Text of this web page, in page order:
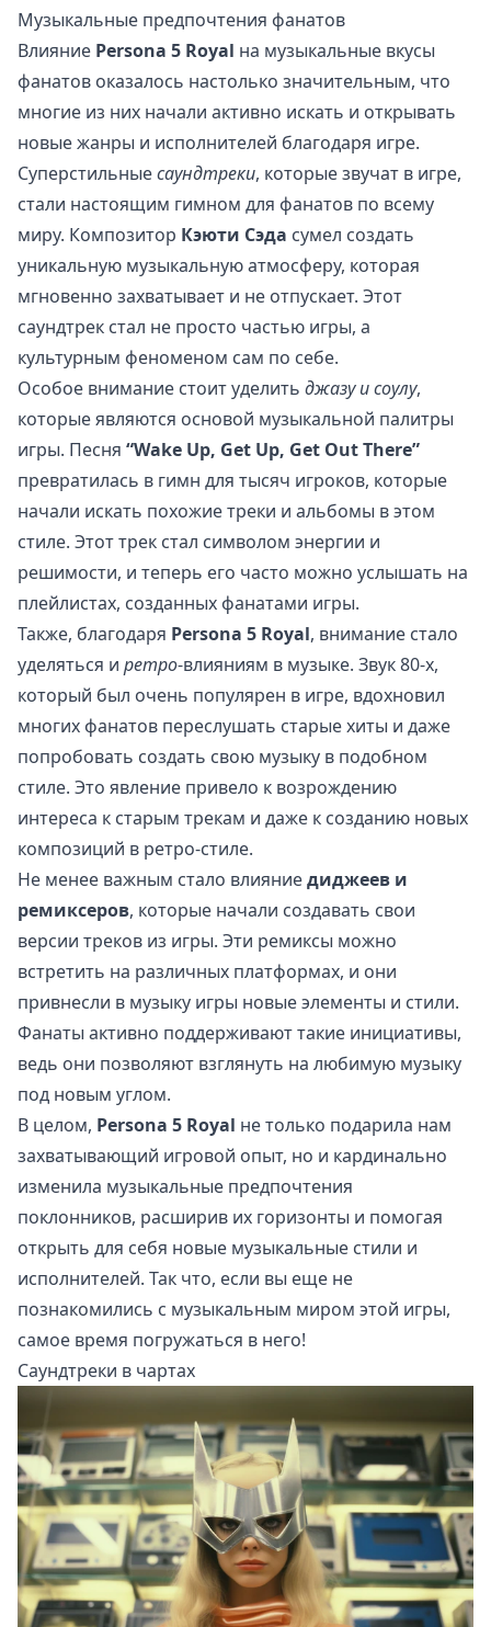
Музыкальные предпочтения фанатов
Влияние Persona 5 Royal на музыкальные вкусы
фанатов оказалось настолько значительным, что
многие из них начали активно искать и открывать
новые жанры и исполнителей благодаря игре.
Суперстильныесаундтреки, которые звучат в игре,
стали настоящим гимном для фанатов по всему
миру. Композитор Кэюти Сэда сумел создать
уникальную музыкальную атмосферу, которая
мгновенно захватывает и не отпускает. Этот
саундтрек стал не просто частью игры, а
культурным феноменом сам по себе.
Особое внимание стоит уделить джазу и соулу,
которые являются основой музыкальной палитры
игры. Песня “Wake Up, Get Up, Get Out There”
превратилась в гимн для тысяч игроков, которые
начали искать похожие треки и альбомы в этом
стиле. Этот трек стал символом энергии и
решимости, и теперь его часто можно услышать на
плейлистах, созданных фанатами игры.
Также, благодаря Persona 5 Royal, внимание стало
уделяться и ретро-влияниям в музыке. Звук 80-х,
который был очень популярен в игре, вдохновил
многих фанатов переслушать старые хиты и даже
попробовать создать свою музыку в подобном
стиле. Это явление привело к возрождению
интереса к старым трекам и даже к созданию новых
композиций в ретро-стиле.
Не менее важным стало влияниедиджеев и
ремиксеров, которые начали создавать свои
версии треков из игры. Эти ремиксы можно
встретить на различных платформах, и они
привнесли в музыку игры новые элементы и стили.
Фанаты активно поддерживают такие инициативы,
ведь они позволяют взглянуть на любимую музыку
под новым углом.
В целом, Persona 5 Royal не только подарила нам
захватывающий игровой опыт, но и кардинально
изменила музыкальные предпочтения
поклонников, расширив их горизонты и помогая
открыть для себя новые музыкальные стили и
исполнителей. Так что, если вы еще не
познакомились с музыкальным миром этой игры,
самое время погружаться в него!
Саундтреки в чартах